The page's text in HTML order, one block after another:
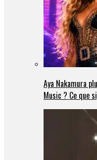
Aya Nakamura
Music ? Ce que